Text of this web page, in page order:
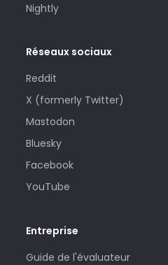
Nightly
Réseaux sociaux
Reddit
X (formerly Twitter)
Mastodon
Bluesky
Facebook
YouTube
Entreprise
Guide de l'évaluateur